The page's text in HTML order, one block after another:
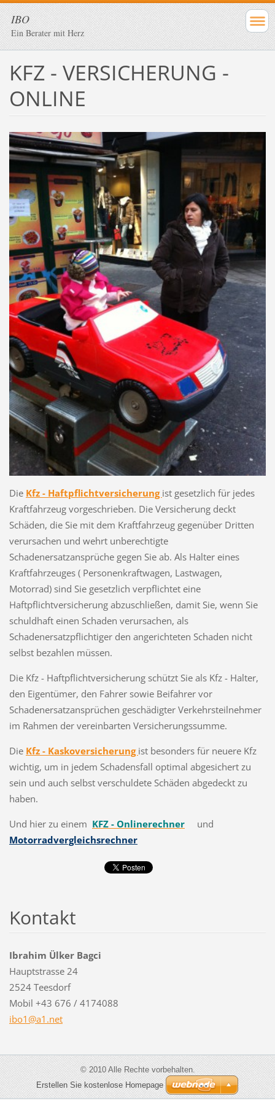
IBO
Ein Berater mit Herz
KFZ - VERSICHERUNG -
ONLINE
Die Kfz - Haftpflichtversicherung ist gesetzlich für jedes
Kraftfahrzeug vorgeschrieben. Die Versicherung deckt
Schäden, die Sie mit dem Kraftfahrzeug gegenüber Dritten
verursachen und wehrt unberechtigte
Schadenersatzansprüche gegen Sie ab. Als Halter eines
Kraftfahrzeuges ( Personenkraftwagen, Lastwagen,
Motorrad) sind Sie gesetzlich verpflichtet eine
Haftpflichtversicherung abzuschließen, damit Sie, wenn Sie
schuldhaft einen Schaden verursachen, als
Schadenersatzpflichtiger den angerichteten Schaden nicht
selbst bezahlen müssen.
Die Kfz - Haftpflichtversicherung schützt Sie als Kfz - Halter,
den Eigentümer, den Fahrer sowie Beifahrer vor
Schadenersatzansprüchen geschädigter Verkehrsteilnehmer
im Rahmen der vereinbarten Versicherungssumme.
Die Kfz - Kaskoversicherung ist besonders für neuere Kfz
wichtig, um in jedem Schadensfall optimal abgesichert zu
sein und auch selbst verschuldete Schäden abgedeckt zu
haben.
Und hier zu einem KFZ - Onlinerechnerund
Motorradvergleichsrechner
Kontakt
Ibrahim Ülker Bagci
Hauptstrasse 24
2524 Teesdorf
Mobil +43 676 / 4174088
ibo1@a1.net
© 2010 Alle Rechte vorbehalten.
Erstellen Sie kostenlose Homepage